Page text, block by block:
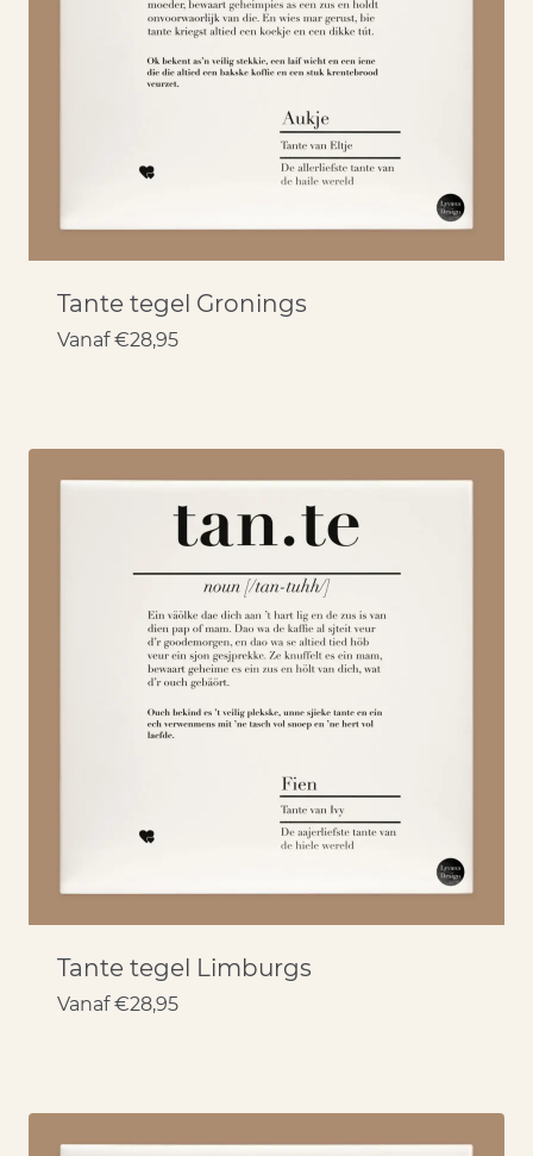
Tante tegel Gronings
Vanaf €28,95
Tante tegel Limburgs
Vanaf €28,95